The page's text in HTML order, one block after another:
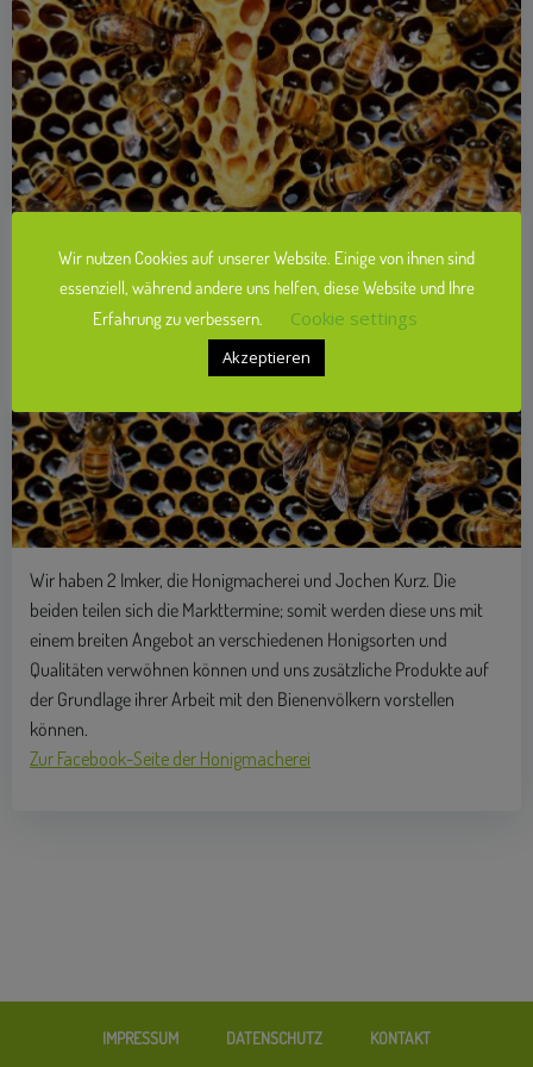
Wir haben 2 Imker, die Honigmacherei und Jochen Kurz. Die
beiden teilen sich die Markttermine; somit werden diese uns mit
einem breiten Angebot an verschiedenen Honigsorten und
Qualitäten verwöhnen können und uns zusätzliche Produkte auf
der Grundlage ihrer Arbeit mit den Bienenvölkern vorstellen
können.
Zur Facebook-Seite der Honigmacherei
IMPRESSUM DATENSCHUTZ KONTAKT
Wir nutzen Cookies auf unserer Website. Einige von ihnen sind
essenziell, während andere uns helfen, diese Website und Ihre
Erfahrung zu verbessern.
Cookie settings
Akzeptieren